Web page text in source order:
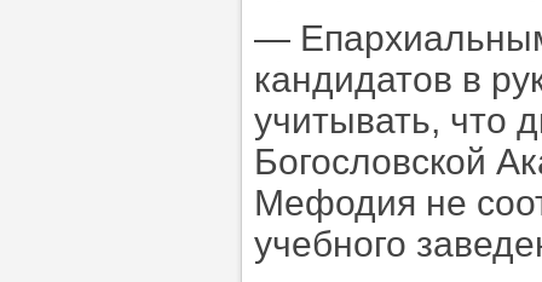
—
кандидатов в
учитывать, что
Богословской
Мефодия не
учебного